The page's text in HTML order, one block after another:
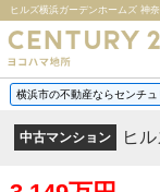
横浜市の不動産ならセンチ
中古マンション ヒ